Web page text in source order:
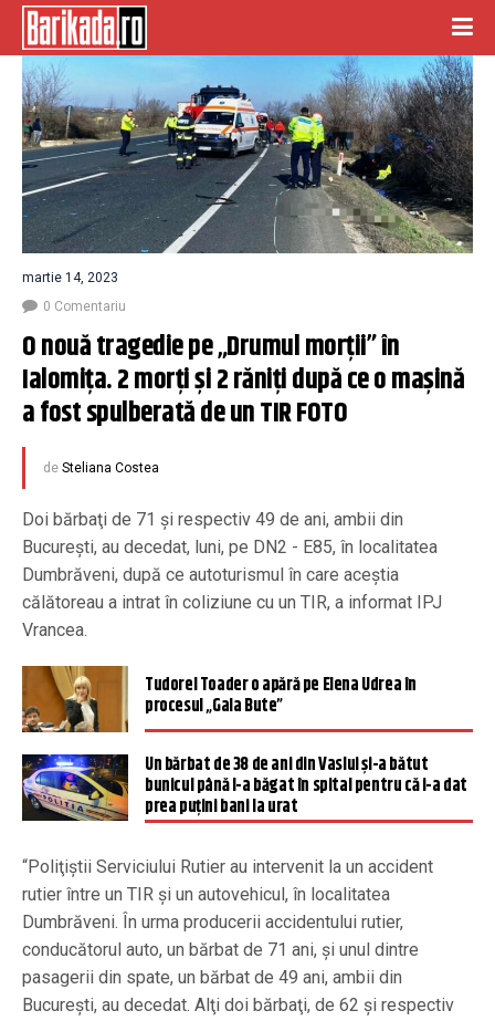
martie 14, 2023
0 Comentariu
O nouă tragedie pe „Drumul morții” în
Ialomița. 2 morți și 2 răniți după ce o mașină
a fost spulberată de un TIR FOTO
de Steliana Costea
Doi bărbaţi de 71 şi respectiv 49 de ani, ambii din
Bucureşti, au decedat, luni, pe DN2 - E85, în localitatea
Dumbrăveni, după ce autoturismul în care aceştia
călătoreau a intrat în coliziune cu un TIR, a informat IPJ
Vrancea.
Tudorel Toader o apără pe Elena Udrea în
procesul „Gala Bute”
Un bărbat de 38 de ani din Vaslui și-a bătut
bunicul până l-a băgat în spital pentru că i-a dat
prea puțini bani la urat
“Poliţiştii Serviciului Rutier au intervenit la un accident
rutier între un TIR şi un autovehicul, în localitatea
Dumbrăveni. În urma producerii accidentului rutier,
conducătorul auto, un bărbat de 71 ani, şi unul dintre
pasagerii din spate, un bărbat de 49 ani, ambii din
Bucureşti, au decedat. Alţi doi bărbaţi, de 62 şi respectiv